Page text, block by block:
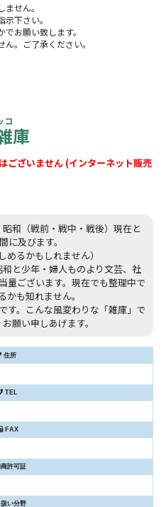
せん。
下さい。
お願い致します。
。ご了承ください。
コ
庫
ございません (インターネット販売
和（戦前・戦中・戦後）現在と
に及びます。
るかもしれません）
と少年・婦人ものより文芸、社
量ございます。現在でも整理中で
かも知れません。
す。こんな風変わりな「雑庫」で
願い申しあげます。
住所
TEL
FAX
許可証
い分野